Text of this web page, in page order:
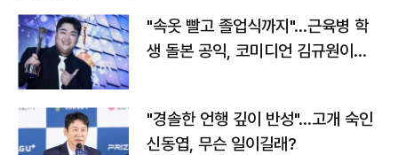
"속옷 빨고 졸업식까지"…근육병 학
생 돌본 공익, 코미디언 김규원이었
"경솔한 언행 깊이 반성"…고개 숙인
신동엽, 무슨 일이길래?